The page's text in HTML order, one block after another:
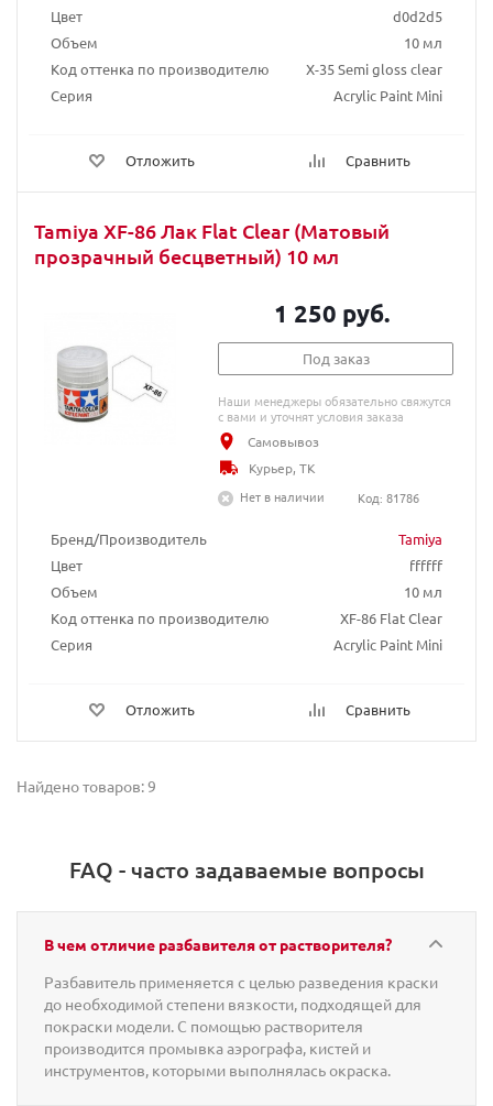
Цвет
d0d2d5
Объем
10 мл
Код оттенка по производителю
X-35 Semi gloss clear
Серия
Acrylic Paint Mini
Отложить Сравнить
Tamiya XF-86 Лак Flat Clear (Матовый
прозрачный бесцветный) 10 мл
Бренд/Производитель
Tamiya
Цвет
ffffff
Объем
10 мл
Код оттенка по производителю
XF-86 Flat Clear
Серия
Acrylic Paint Mini
Отложить Сравнить
1 250 руб.
Под заказ
Наши менеджеры обязательно свяжутся
с вами и уточнят условия заказа
Самовывоз
Курьер, ТК
Нет в наличии
Код: 81786
Найдено товаров: 9
FAQ - часто задаваемые вопросы
В чем отличие разбавителя от растворителя?
Разбавитель применяется с целью разведения краски
до необходимой степени вязкости, подходящей для
покраски модели. С помощью растворителя
производится промывка аэрографа, кистей и
инструментов, которыми выполнялась окраска.